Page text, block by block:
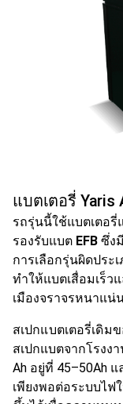
แบตเตอรี่ Yaris
รถรุ่นนี้ใช้แบตเตอรี่
รองรับแบต EFB ซึ่ง
การเลือกรุ่นผิดประ
ทำให้แบตเสื่อมเร็ว
เมืองจราจรหนาแน่
สเปกแบตเตอรี่เดิม
สเปกแบตจากโรงง
Ah อยู่ที่ 45–50Ah
เพียงพอต่อระบบไฟ